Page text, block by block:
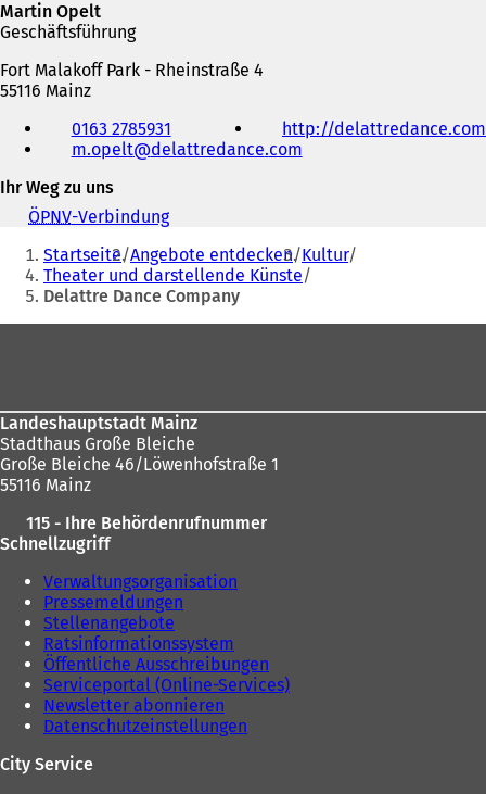
Martin Opelt
Geschäftsführung
Fort Malakoff Park - Rheinstraße 4
55116 Mainz
Fax
und
Mail-
Adresse
0163 2785931
http://delattredance.com
m.opelt
delattredance com
Ihr Weg zu uns
ÖPNV-Verbindung(
f
f
n
e
i
n
e
e
n
T
a
b
)
Sie
befinden
sich
hier:
Startseite Angebote entdecken Kultur
Theater und darstellende Künste
Delattre Dance Company
Landeshauptstadt Mainz
Stadthaus Große Bleiche
Große Bleiche 46/Löwenhofstraße 1
55116 Mainz
115 - Ihre Behördenrufnummer
Schnellzugriff
Verwaltungsorganisation
Pressemeldungen
Stellenangebote
Ratsinformationssystem
Öffentliche Ausschreibungen
Serviceportal (Online-Services)
Newsletter abonnieren
Datenschutzeinstellungen
City Service